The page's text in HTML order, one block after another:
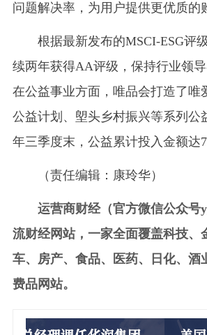
问题解决率，为用户提供更优质的
根据最新发布的MSCI-ESG评
续两年获得AA评级，保持行业领导
在公益事业方面，唯品会打造了唯
公益计划、塱头乡村振兴等系列公
年三季度末，公益累计投入金额达
（责任编辑：康玲华）
运营商财经（官方微信公众
流财经网站，一家全面覆盖科技、
车、房产、食品、医药、日化、酒
费品网站。